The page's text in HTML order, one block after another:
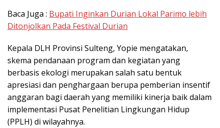
Baca Juga : Bupati Inginkan Durian Lokal Parimo lebih
Ditonjolkan Pada Festival Durian
Kepala DLH Provinsi Sulteng, Yopie mengatakan,
skema pendanaan program dan kegiatan yang
berbasis ekologi merupakan salah satu bentuk
apresiasi dan penghargaan berupa pemberian insentif
anggaran bagi daerah yang memiliki kinerja baik dalam
implementasi Pusat Penelitian Lingkungan Hidup
(PPLH) di wilayahnya.